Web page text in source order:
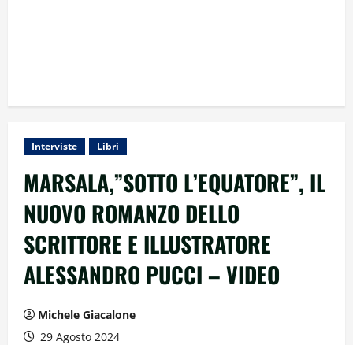
Interviste Libri
MARSALA,”SOTTO L’EQUATORE”, IL
NUOVO ROMANZO DELLO
SCRITTORE E ILLUSTRATORE
ALESSANDRO PUCCI – VIDEO
Michele Giacalone
29 Agosto 2024